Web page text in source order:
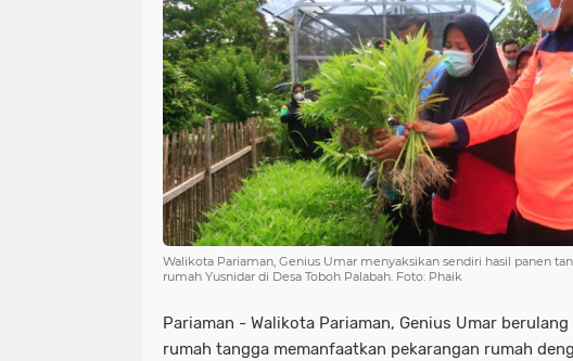
Walikota Pariaman, Genius Umar menyaksikan sendiri hasil panen
rumah Yusnidar di Desa Toboh Palabah. Foto: Phaik
Pariaman - Walikota Pariaman, Genius Umar
rumah tangga memanfaatkan pekarangan rumah